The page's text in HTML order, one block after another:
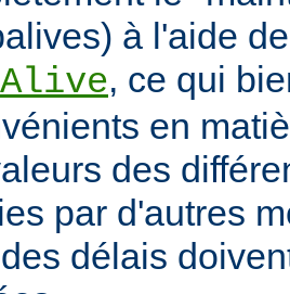
à l'aide
, ce qui
en
des
par d'autres
délais